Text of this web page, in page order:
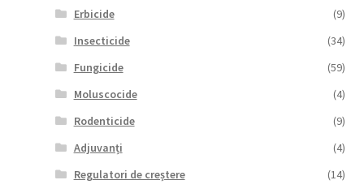
Erbicide
(9)
Insecticide
(34)
Fungicide
(59)
Moluscocide
(4)
Rodenticide
(9)
Adjuvanți
(4)
Regulatori de creștere
(14)